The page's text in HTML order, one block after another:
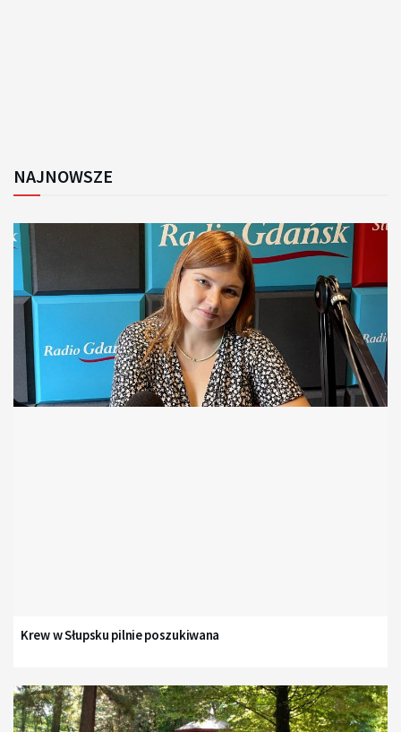
NAJNOWSZE
Krew w Słupsku pilnie poszukiwana